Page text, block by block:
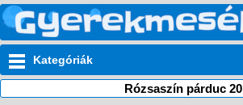
Kategóriák
Rózsaszín párduc 20